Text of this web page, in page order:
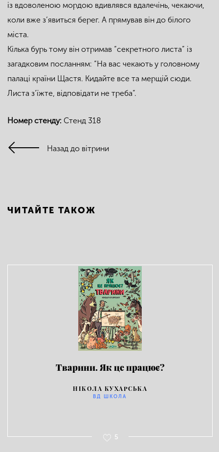
із вдоволеною мордою вдивлявся вдалечінь, чекаючи,
коли вже з’явиться берег. А прямував він до білого
міста.
Кілька бурь тому він отримав “секретного листа” із
загадковим посланням: “На вас чекають у головному
палаці країни Щастя. Кидайте все та мерщій сюди.
Листа з’їжте, відповідати не треба”.
Номер стенду: Стенд 318
Назад до вітрини
ЧИТАЙТЕ ТАКОЖ
Тварини. Як це працює?
НІКОЛА КУХАРСЬКА
ВД ШКОЛА
5